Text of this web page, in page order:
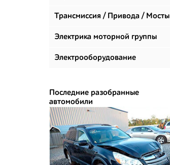
Трансмиссия / Привода / Мосты
Электрика моторной группы
Электрооборудование
Последние разобранные
автомобили